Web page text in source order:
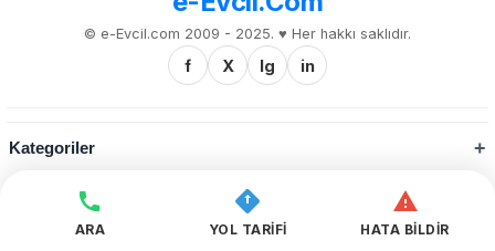
ARA YOL TARİFİ HATA BİLDİR
© e-Evcil.com 2009 - 2025. ♥️ Her hakkı saklıdır.
f X Ig in
Kategoriler
Kurumsal